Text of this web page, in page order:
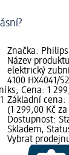
Značka:
Název
elektrický
4100 HX4041/
ks; Cena: 1
Základní cena:
(1 299,00 Kč za
Dostupnost:
Skladem,
Vybrat